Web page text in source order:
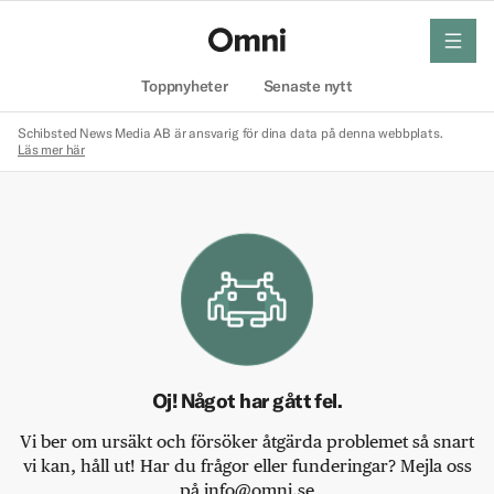
Toppnyheter Senaste nytt
meny
Schibsted News Media AB är ansvarig för dina data på denna webbplats.
Läs mer här
Oj! Något har gått fel.
Vi ber om ursäkt och försöker åtgärda problemet så snart
vi kan, håll ut! Har du frågor eller funderingar? Mejla oss